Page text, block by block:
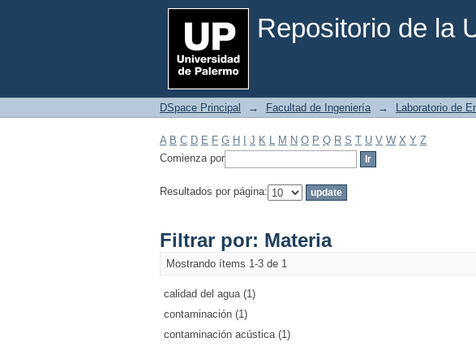
Repositorio de la
Filtrar por: Materia
DSpace Principal → Facultad de Ingeniería → Laboratorio de
A B C D E F G H J K L M N O P Q R S T U V W X Y Z
Comienza por
Resultados por página:
Filtrar por: Materia
Mostrando ítems 1-3 de 1
calidad del agua (1)
contaminación (1)
contaminación acústica (1)